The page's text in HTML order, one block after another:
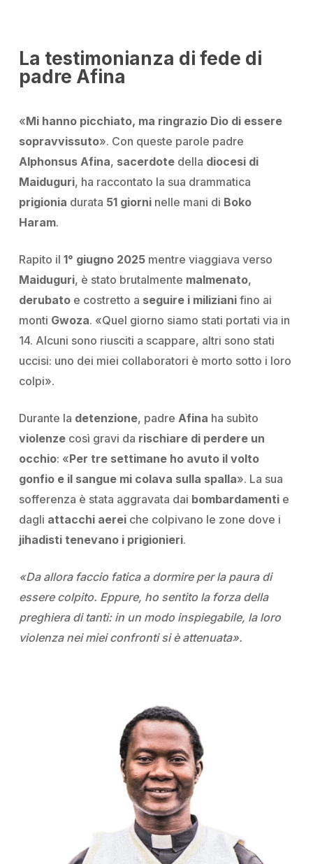
La testimonianza di fede di
padre Afina
«Mi hanno picchiato, ma ringrazio Dio di essere
sopravvissuto». Con queste parole padre
Alphonsus Afina, sacerdote della diocesi di
Maiduguri, ha raccontato la sua drammatica
prigionia durata 51 giorni nelle mani di Boko
Haram.
Rapito il1° giugno 2025 mentre viaggiava verso
Maiduguri, è stato brutalmente malmenato,
derubato e costretto a seguire i milizianifino ai
monti Gwoza. «Quel giorno siamo stati portati via in
14. Alcuni sono riusciti a scappare, altri sono stati
uccisi: uno dei miei collaboratori è morto sotto i loro
colpi».
Durante la detenzione, padre Afina ha subìto
violenze così gravi da rischiare di perdere un
occhio: «Per tre settimane ho avuto il volto
gonfio e il sangue mi colava sulla spalla». La sua
sofferenza è stata aggravata dai bombardamenti e
dagli attacchi aerei che colpivano le zone dove i
jihadisti tenevano i prigionieri.
«Da allora faccio fatica a dormire per la paura di
essere colpito. Eppure, ho sentito la forza della
preghiera di tanti: in un modo inspiegabile, la loro
violenza nei miei confronti si è attenuata».